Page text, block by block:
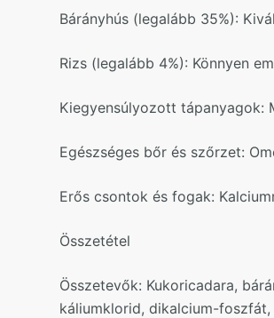
Bárányhús (legalább 35%):
Rizs (legalább 4%): Könnyen
Kiegyensúlyozott tápanyagok:
Egészséges bőr és szőrzet:
Erős csontok és fogak:
Összetétel
Összetevők: Kukoricadara,
káliumklorid, dikalcium-